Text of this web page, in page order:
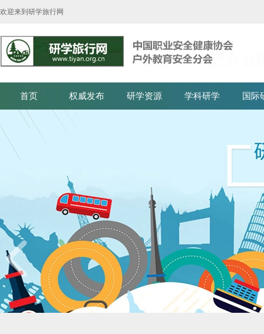
欢迎来到研学旅行网
首页 权威发布 研学资源 学科研学 国际